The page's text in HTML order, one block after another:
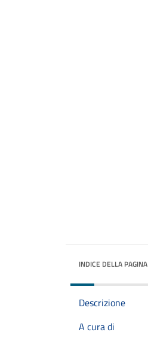
INDICE DELLA PAGINA
Descrizione
A cura di